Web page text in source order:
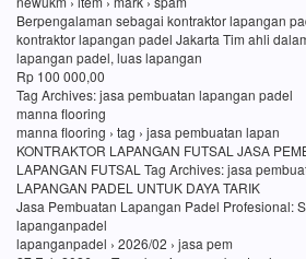
Berpengalaman sebagai kontraktor lapangan
kontraktor lapangan padel Jakarta Tim ahli
lapangan padel, luas lapangan
Rp 100 000,00
Tag Archives: jasa pembuatan lapangan padel
manna flooring
manna flooring › tag › jasa pembuatan lapan
KONTRAKTOR LAPANGAN FUTSAL JASA
LAPANGAN FUTSAL Tag Archives: jasa
LAPANGAN PADEL UNTUK DAYA TARIK
Jasa Pembuatan Lapangan Padel Profesional:
lapanganpadel
lapanganpadel › 2026/02 › jasa pem